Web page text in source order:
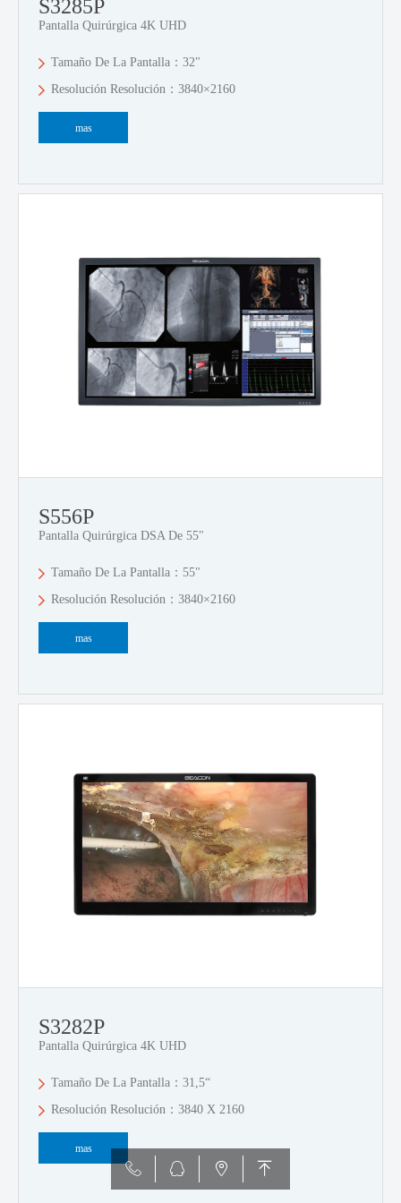
S3285P
Pantalla Quirúrgica 4K UHD
Tamaño De La Pantalla：32"
Resolución Resolución：3840×2160
mas
S556P
Pantalla Quirúrgica DSA De 55"
Tamaño De La Pantalla：55"
Resolución Resolución：3840×2160
mas
S3282P
Pantalla Quirúrgica 4K UHD
Tamaño De La Pantalla：31,5“
Resolución Resolución：3840 X 2160
mas